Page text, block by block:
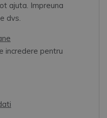
ajuta. Impreuna
dvs.
incredere pentru